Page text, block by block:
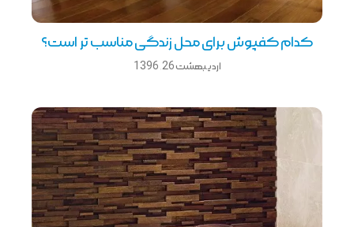
کدام کفپوش برای محل زندگی مناسب تر است؟
اردیبهشت 26, 1396